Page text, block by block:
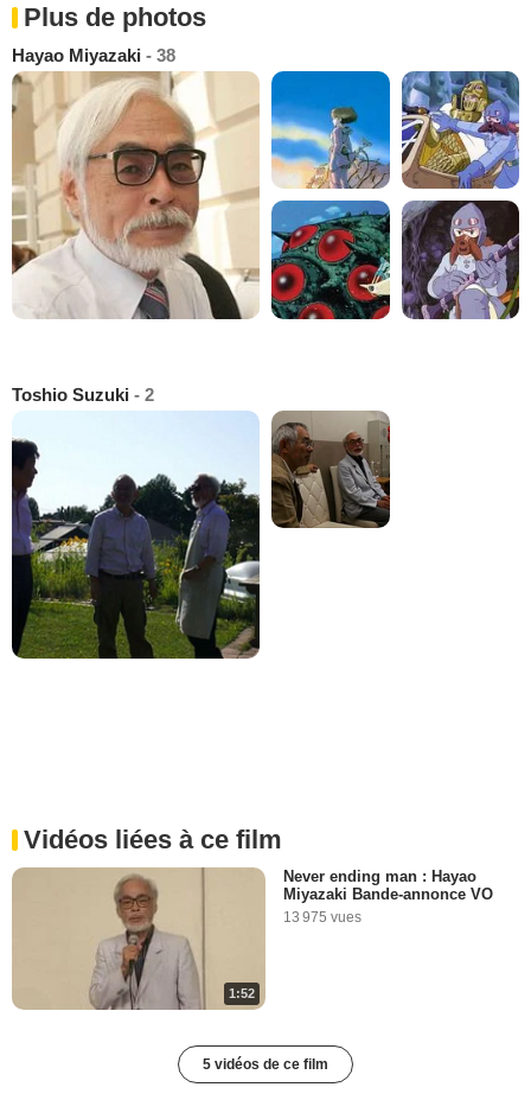
Plus de photos
Hayao Miyazaki - 38
Toshio Suzuki - 2
Vidéos liées à ce film
1:52
Never ending man : Hayao
Miyazaki Bande-annonce VO
13 975 vues
5 vidéos de ce film